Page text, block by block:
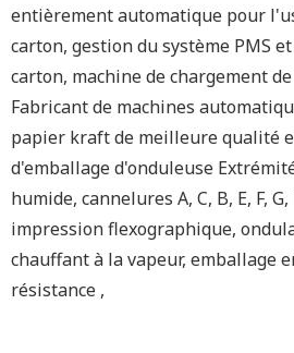
entièrement automatique pour
carton, gestion du système PMS et
carton, machine de chargement
Fabricant de machines
papier kraft de meilleure qualité
d'emballage d'onduleuse
humide, cannelures A, C, B, E, F,
impression flexographique,
chauffant à la vapeur, emballage
résistance ,